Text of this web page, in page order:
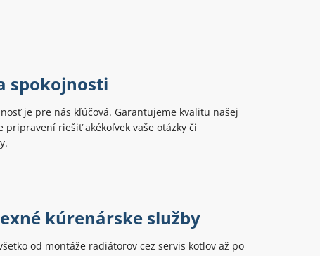
spokojnosti
je pre nás kľúčová. Garantujeme kvalitu našej
pripravení riešiť akékoľvek vaše otázky či
kúrenárske služby
od montáže radiátorov cez servis kotlov až po